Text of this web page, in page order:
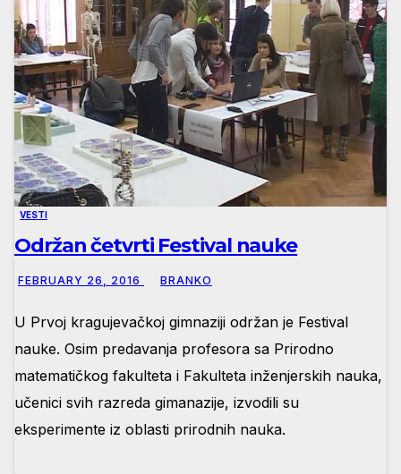
VESTI
Održan četvrti Festival nauke
FEBRUARY 26, 2016 BRANKO
U Prvoj kragujevačkoj gimnaziji održan je Festival
nauke. Osim predavanja profesora sa Prirodno
matematičkog fakulteta i Fakulteta inženjerskih nauka,
učenici svih razreda gimanazije, izvodili su
eksperimente iz oblasti prirodnih nauka.